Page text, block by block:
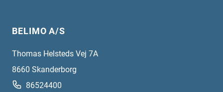
BELIMO A/S
Thomas Helsteds Vej 7A
8660 Skanderborg
86524400